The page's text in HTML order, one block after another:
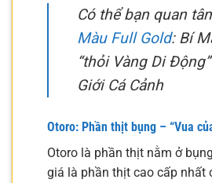
Có thể bạn quan
Màu Full Gold: Bí
“thỏi Vàng Di
Giới Cá Cảnh
Otoro: Phần thịt bụng – “Vua
Otoro là phần thịt nằm ở
giá là phần thịt cao cấp nhất